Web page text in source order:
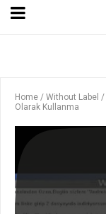
Home / Without Label /
Olarak Kullanma